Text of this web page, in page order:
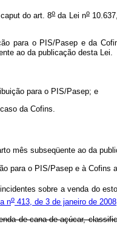
do art. 8oda Lei no
para o PIS/Pasep e da
ao da publicação desta Lei.
para o PIS/Pasep; e
da Cofins.
mês subseqüente ao da
para o PIS/Pasep e à Cofins
sobre a venda do
no 413, de 3 de janeiro de 2008
de cana-de-açúcar,